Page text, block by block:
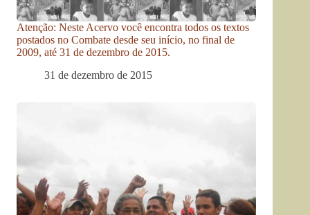
Atenção: Neste Acervo você encontra todos os textos
postados no Combate desde seu início, no final de
2009, até 31 de dezembro de 2015.
31 de dezembro de 2015